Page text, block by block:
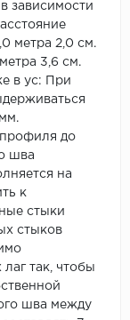
зависимости
метра 2,0 см.
3,6 см.
в ус: При
до
шва
на
к
стыки
стыков
так, чтобы
шва между